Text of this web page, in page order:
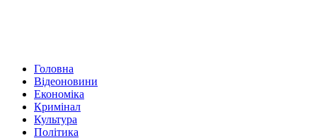
Головна
Відеоновини
Економіка
Кримінал
Культура
Політика